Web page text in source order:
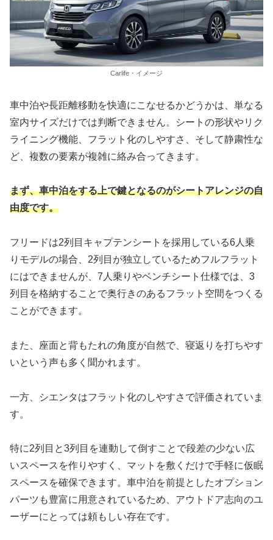
Carlife・イメージ
車中泊や長距離移動を快適にこなせるかどうかは、単なる
室内サイズだけでは判断できません。シートの形状やリク
ライニング機能、フラット化のしやすさ、そして静粛性な
ど、複数の要素が複雑に絡み合ってきます。
まず、車中泊をする上で鍵となるのがシートアレンジの自
由度です。
フリードは2列目キャプテンシートを採用している6人乗
りモデルの場合、2列目が独立しているためフルフラット
にはできませんが、7人乗りやベンチシート仕様では、3
列目を格納することで奥行きのあるフラット空間をつくる
ことができます。
また、座面と背もたれの角度が自然で、寝返りを打ちやす
いという声も多く聞かれます。
一方、シエンタはフラット化のしやすさで評価されていま
す。
特に2列目と3列目を連動して倒すことで段差の少ない広
いスペースを作りやすく、マットを敷くだけで手軽に仮眠
スペースを確保できます。車中泊を前提としたオプション
パーツも豊富に用意されているため、アウトドア志向のユ
ーザーにとっては頼もしい存在です。